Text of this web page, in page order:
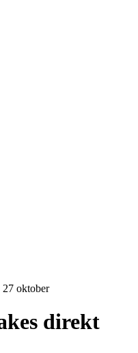
27 oktober
direkt